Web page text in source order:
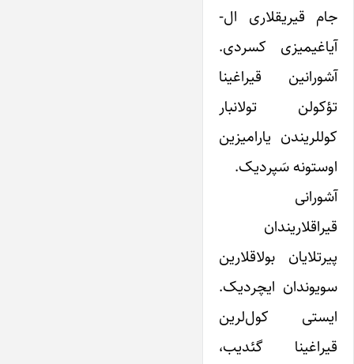
جام قیریقلاری ال-
آیاغیمیزی کسردی.
آشورانین قیراغینا
تؤکولن تولانبار
کوللریندن یارامیزین
اوستونه سَپردیک.
آشورانی
قیراقلاریندان
پیرتلایان بولاقلارین
سویوندان ایچردیک.
ایستی کول‌لرین
قیراغینا گئدیب،